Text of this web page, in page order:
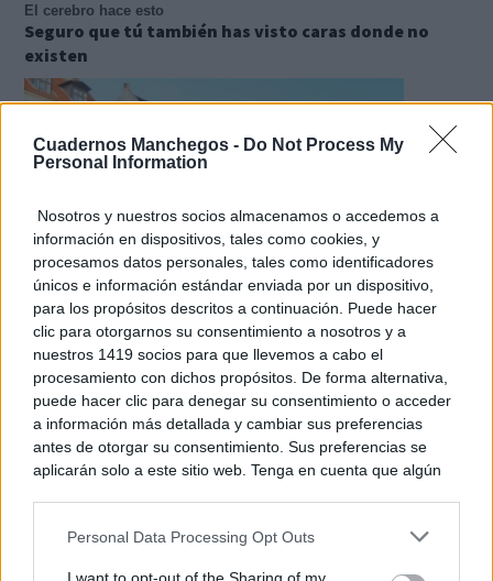
Cuadernos Manchegos - Do Not Process My
Personal Information
Nosotros y nuestros socios almacenamos o accedemos a
información en dispositivos, tales como cookies, y
procesamos datos personales, tales como identificadores
únicos e información estándar enviada por un dispositivo,
para los propósitos descritos a continuación. Puede hacer
clic para otorgarnos su consentimiento a nosotros y a
nuestros 1419 socios para que llevemos a cabo el
procesamiento con dichos propósitos. De forma alternativa,
puede hacer clic para denegar su consentimiento o acceder
a información más detallada y cambiar sus preferencias
antes de otorgar su consentimiento. Sus preferencias se
aplicarán solo a este sitio web. Tenga en cuenta que algún
rechazar tal procesamiento. Puede cambiar sus preferencias
Personal Data Processing Opt Outs
El cerebro hace esto
Seguro que tú también has visto caras donde no
existen
¿De verdad hacen esto?
Costumbres que rompen todos los esquemas